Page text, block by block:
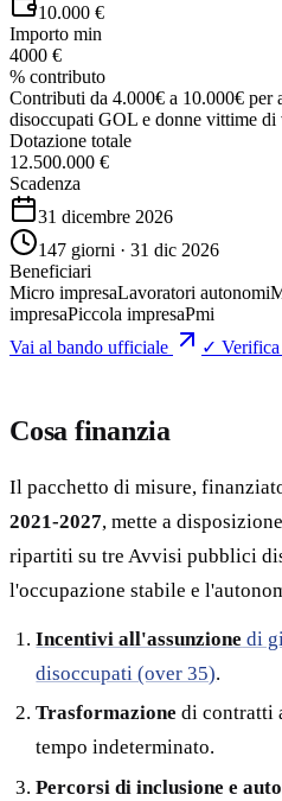
10.000 €
Importo min
4000 €
% contributo
Contributi da 4.000€ a 10.000€ per
disoccupati GOL e donne vittime di
Dotazione totale
12.500.000 €
Scadenza
31 dicembre 2026
147 giorni · 31 dic 2026
Beneficiari
Micro impresaLavoratori autonomi
impresaPiccola impresaPmi
Vai al bando ufficiale
✓ Verifica
Cosa finanzia
Il pacchetto di misure,
2021-2027, mette a disposizione
ripartiti su tre Avvisi pubblici
l'occupazione stabile e
Incentivi all'assunzione di
disoccupati (over 35).
Trasformazione di contratti
tempo indeterminato.
Percorsi di inclusione e